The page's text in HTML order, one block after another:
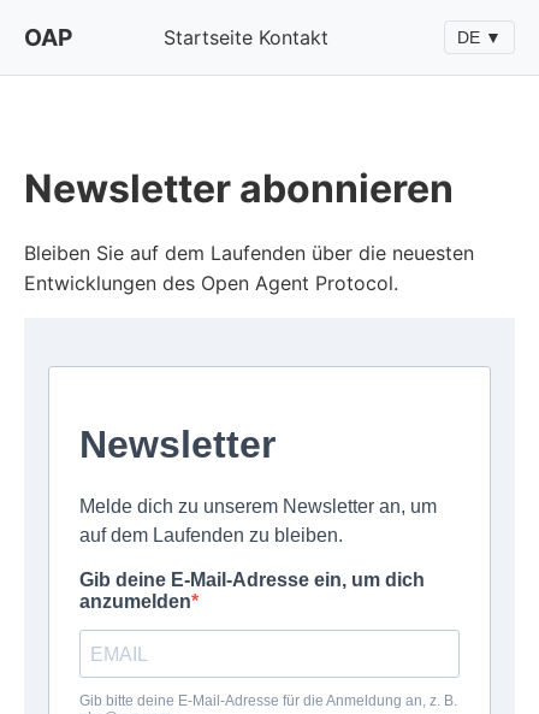
OAP Startseite Kontakt DE ▼
Newsletter abonnieren
Bleiben Sie auf dem Laufenden über die neuesten
Entwicklungen des Open Agent Protocol.